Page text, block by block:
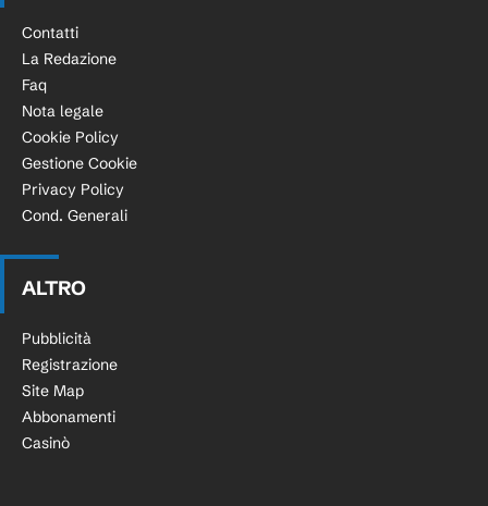
Contatti
La Redazione
Faq
Nota legale
Cookie Policy
Gestione Cookie
Privacy Policy
Cond. Generali
ALTRO
Pubblicità
Registrazione
Site Map
Abbonamenti
Casinò